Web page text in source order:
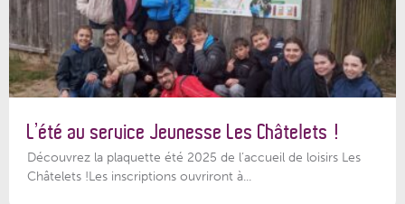
L’été au service Jeunesse Les Châtelets !
Découvrez la plaquette été 2025 de l’accueil de loisirs Les
Châtelets !Les inscriptions ouvriront à...